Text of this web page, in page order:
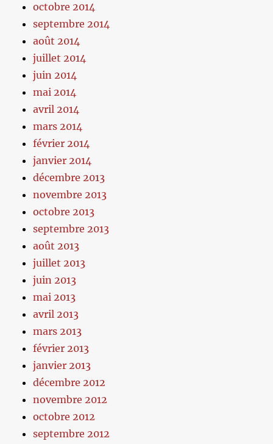
octobre 2014
septembre 2014
août 2014
juillet 2014
juin 2014
mai 2014
avril 2014
mars 2014
février 2014
janvier 2014
décembre 2013
novembre 2013
octobre 2013
septembre 2013
août 2013
juillet 2013
juin 2013
mai 2013
avril 2013
mars 2013
février 2013
janvier 2013
décembre 2012
novembre 2012
octobre 2012
septembre 2012